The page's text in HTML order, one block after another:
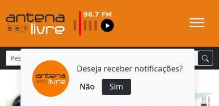
Deseja receber notificações?
Não
Sim